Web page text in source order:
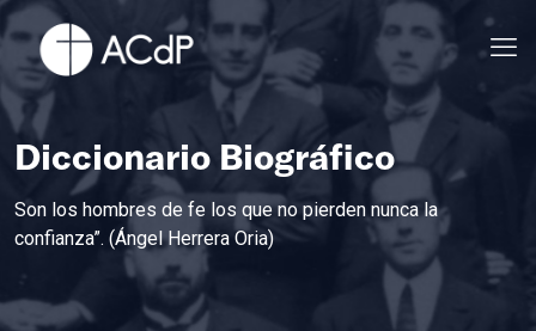
Diccionario Biográfico
Son los hombres de fe los que no pierden nunca la
confianza”. (Ángel Herrera Oria)